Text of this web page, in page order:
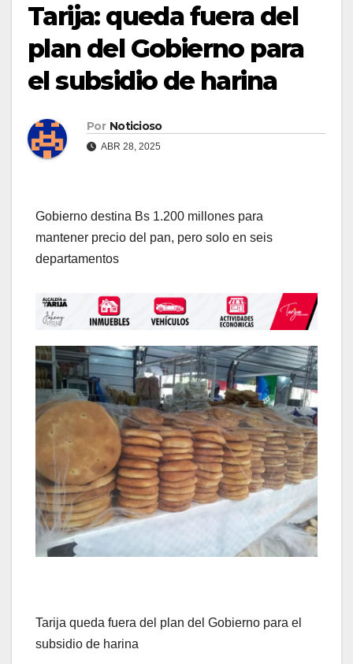
Tarija: queda fuera del
plan del Gobierno para
el subsidio de harina
Por Noticioso
ABR 28, 2025
Gobierno destina Bs 1.200 millones para
mantener precio del pan, pero solo en seis
departamentos
Tarija queda fuera del plan del Gobierno para el
subsidio de harina